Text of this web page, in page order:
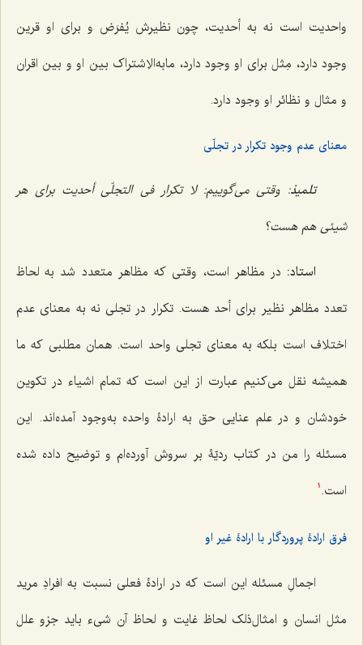
واحدیت است نه به أحدیت، چون نظیرشیُفرَض و برای او قرین
وجود دارد، مِثل برای او وجود دارد، مابه‌الاِشتراک بین او و بین اقران
و مثال و نظائر او وجود دارد.
معنای عدم وجود تکرار در تجلّی
تلمیذ: وقتی می‌گوییم:لا تکرار فی التجلّیأحدیت برای هر
شیئی هم هست؟
استاد: در مظاهر است، وقتی که مظاهر متعدد شد به لحاظ
تعدد مظاهر نظیر برای أحد هست. تکرار در تجلی نه به معنای عدم
اختلاف است بلکه به معنای تجلی واحد است. همان مطلبی که ما
همیشه نقل می‌کنیم عبارت از این است که تمام اشیاء در تکوین
خودشان و در علم عنایی حق به ارادۀ واحده به‌وجود آمده‌اند. این
مسئله را من در کتاب ردیّۀ بر سروش آورده‌ام و توضیح داده شده
است. 1
فرق ارادۀ پروردگار با ارادۀ غیر او
اجمالِ مسئله این است که در ارادۀ فعلی نسبت به افرادِ مرید
مثل انسان و امثال‌ذلک لحاظ غایت و لحاظ آن شیء باید جزو علل